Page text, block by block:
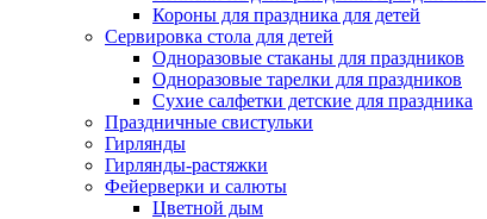
Короны для праздника для детей
Сервировка стола для детей
Одноразовые стаканы для праздников
Одноразовые тарелки для праздников
Сухие салфетки детские для праздника
Праздничные свистульки
Гирлянды
Гирлянды-растяжки
Фейерверки и салюты
Цветной дым